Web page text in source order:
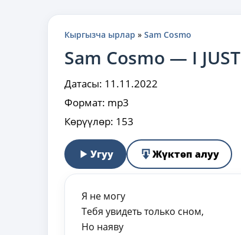
Кыргызча ырлар » Sam Cosmo
Sam Cosmo — I
Датасы: 11.11.2022
Формат: mp3
Көрүүлөр: 153
Угуу Жүктөп алуу
Я не могу
Тебя увидеть только сном,
Но наяву